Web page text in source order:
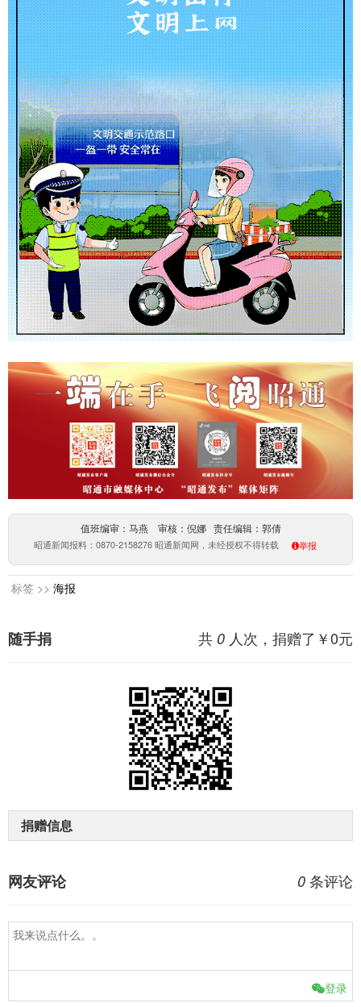
值班编审：马燕 审核：倪娜 责任编辑：郭倩
昭通新闻报料：0870-2158276 昭通新闻网，未经授权不得转载 举报
标签 >> 海报
共 0 人次，捐赠了￥0元
随手捐
捐赠信息
0 条评论
网友评论
登录